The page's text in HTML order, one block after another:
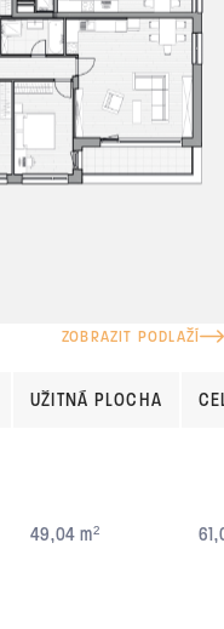
ZOBRAZIT PODLAŽÍ
UŽITNÁ PLOCHA
49,04 m²